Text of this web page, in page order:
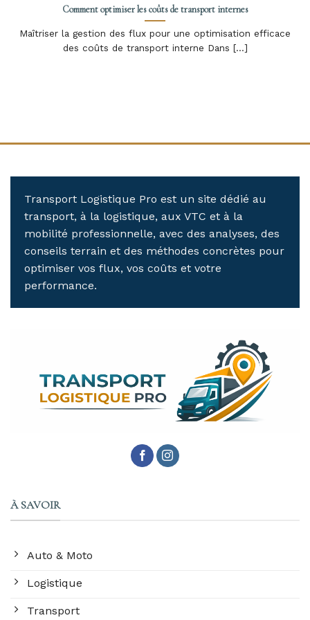
Comment optimiser les coûts de transport internes
Maîtriser la gestion des flux pour une optimisation efficace
des coûts de transport interne Dans [...]
Transport Logistique Pro est un site dédié au
transport, à la logistique, aux VTC et à la
mobilité professionnelle, avec des analyses, des
conseils terrain et des méthodes concrètes pour
optimiser vos flux, vos coûts et votre
performance.
À SAVOIR
Auto & Moto
Logistique
Transport